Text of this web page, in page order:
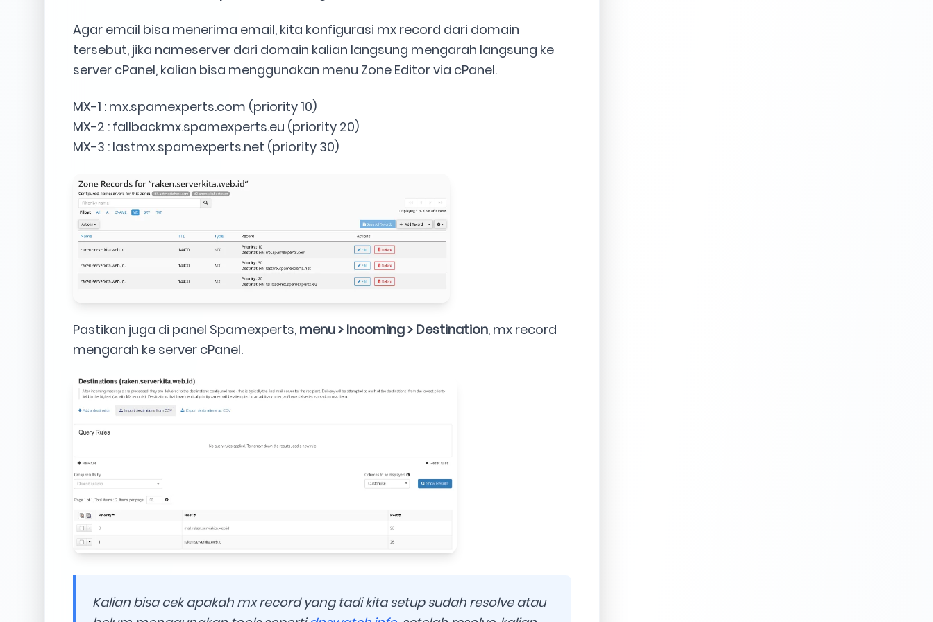
Agar email bisa menerima email, kita konfigurasi mx record dari domain
tersebut, jika nameserver dari domain kalian langsung mengarah langsung ke
server cPanel, kalian bisa menggunakan menu Zone Editor via cPanel.
MX-1 : mx.spamexperts.com (priority 10)
MX-2 : fallbackmx.spamexperts.eu (priority 20)
MX-3 : lastmx.spamexperts.net (priority 30)
Pastikan juga di panel Spamexperts, menu > Incoming > Destination, mx record
mengarah ke server cPanel.
Kalian bisa cek apakah mx record yang tadi kita setup sudah resolve atau